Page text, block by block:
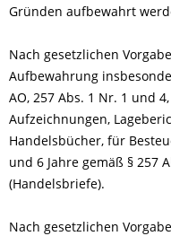
Gründen aufbewahrt
Nach gesetzlichen
Aufbewahrung
AO, 257 Abs. 1 Nr. 1 und
Aufzeichnungen,
Handelsbücher, für
und 6 Jahre gemäß § 257
(Handelsbriefe).
Nach gesetzlichen